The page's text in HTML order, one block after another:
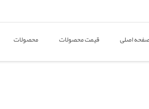
اصلی قیمت محصولات محصولات